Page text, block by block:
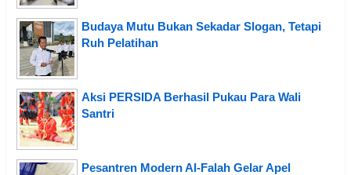
Budaya Mutu Bukan Sekadar Slogan, Tetapi
Ruh Pelatihan
Aksi PERSIDA Berhasil Pukau Para Wali
Santri
Pesantren Modern Al-Falah Gelar Apel